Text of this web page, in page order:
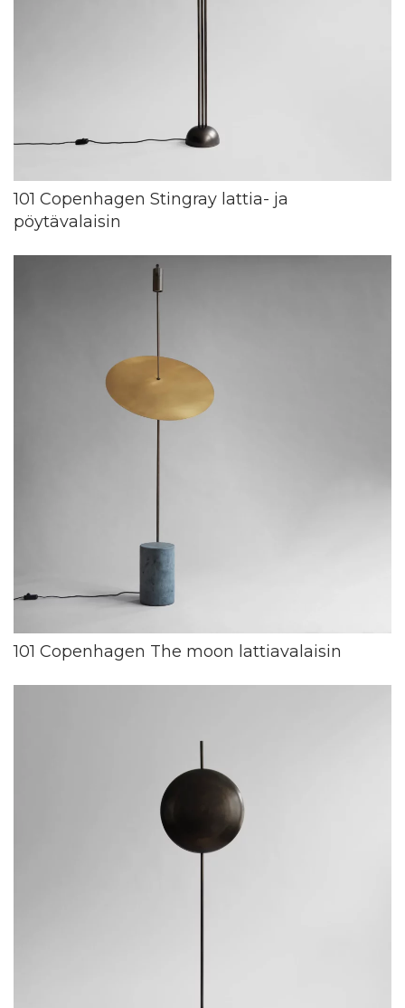
101 Copenhagen Stingray lattia- ja
pöytävalaisin
101 Copenhagen The moon lattiavalaisin